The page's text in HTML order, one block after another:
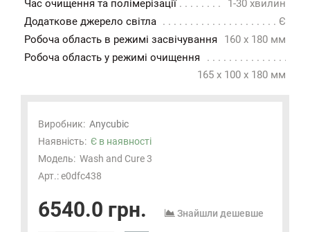
Час очищення та полімерізації
1-30 хвилин
Додаткове джерело світла
Є
Робоча область в режимі засвічування
160 х 180 мм
Робоча область у режимі очищення
165 x 100 x 180 мм
Виробник: Anycubic
Наявність: Є в наявності
Модель: Wash and Cure 3
Арт.: e0dfc438
6540.0 грн. Знайшли дешевше